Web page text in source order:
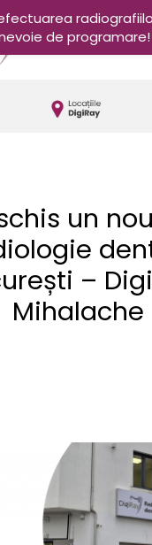
un
–
Mihalache
de programare!